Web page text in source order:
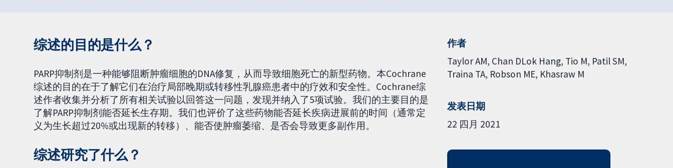
综述的目的是什么？
PARP抑制剂是一种能够阻断肿瘤细胞的DNA修复，从而导致细胞死亡的新型药物。本Cochrane
综述的目的在于了解它们在治疗局部晚期或转移性乳腺癌患者中的疗效和安全性。Cochrane综
述作者收集并分析了所有相关试验以回答这一问题，发现并纳入了5项试验。我们的主要目的是
了解PARP抑制剂能否延长生存期。我们也评价了这些药物能否延长疾病进展前的时间（通常定
义为生长超过20%或出现新的转移）、能否使肿瘤萎缩、是否会导致更多副作用。
综述研究了什么？
作者
Taylor AM Chan DLok Hang Tio M Patil SM
Traina TA Robson ME Khasraw M
发表日期
22 四月 2021